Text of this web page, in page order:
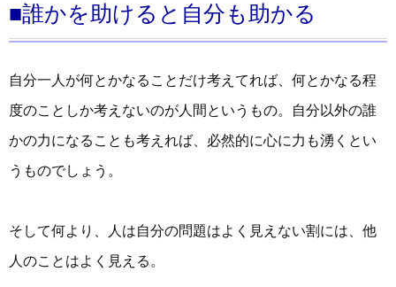
■誰かを助けると自分も助かる
自分一人が何とかなることだけ考えてれば、何とかなる程
度のことしか考えないのが人間というもの。自分以外の誰
かの力になることも考えれば、必然的に心に力も湧くとい
うものでしょう。
そして何より、人は自分の問題はよく見えない割には、他
人のことはよく見える。